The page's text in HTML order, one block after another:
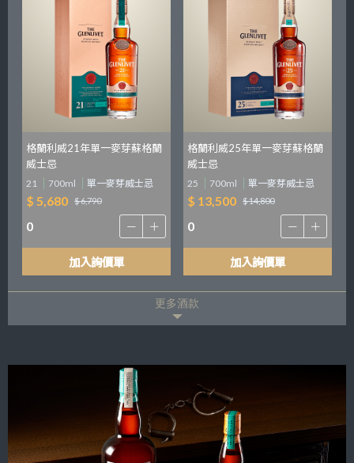
格蘭利威21年單一麥芽蘇格蘭
威士忌
21 700ml 單一麥芽威士忌
$ 5,680 $ 6,790
加入詢價單
格蘭利威25年單一麥芽蘇格蘭
威士忌
25 700ml 單一麥芽威士忌
$ 13,500 $ 14,800
加入詢價單
更多酒款